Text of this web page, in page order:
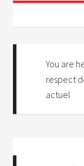
You are
respect
actuel